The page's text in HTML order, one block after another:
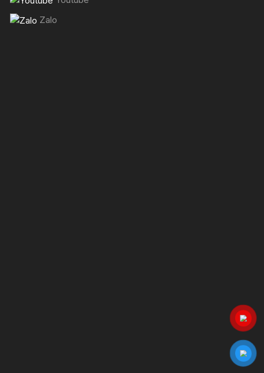
Zalo